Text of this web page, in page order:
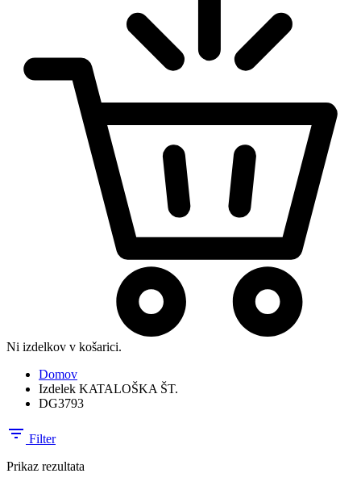
Ni izdelkov v košarici.
Domov
Izdelek KATALOŠKA ŠT.
DG3793
Filter
Prikaz rezultata